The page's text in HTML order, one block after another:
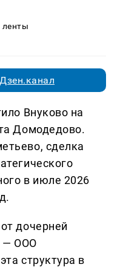
ленты
Внуково на
Домодедово.
сделка
в июле 2026
дочерней
— ООО
структура в